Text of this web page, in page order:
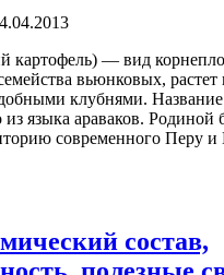
картофель) — вид
вьюнковых, растет
клубнями. Название
из языка араваков. Родиной
современного Перу
состав,